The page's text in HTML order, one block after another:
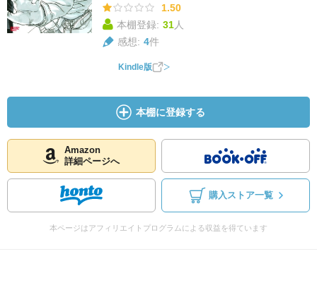
1.50
本棚登録: 31人
感想: 4件
Kindle版
本棚に登録する
Amazon
詳細ページへ
購入ストア一覧
本ページはアフィリエイトプログラムによる収益を得ています